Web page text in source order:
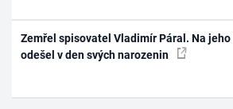
Zemřel spisovatel Vladimír Páral. Na
odešel v den svých narozenin